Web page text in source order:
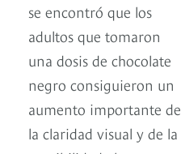
se encontró que los
adultos que tomaron
una dosis de chocolate
negro consiguieron un
aumento importante de
la claridad visual y de la